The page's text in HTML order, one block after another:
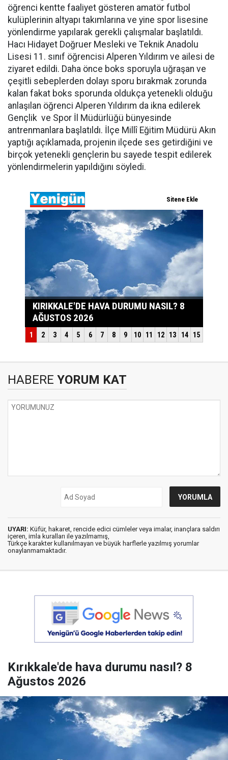
öğrenci kentte faaliyet gösteren amatör futbol
kulüplerinin altyapı takımlarına ve yine spor lisesine
yönlendirme yapılarak gerekli çalışmalar başlatıldı.
Hacı Hidayet Doğruer Mesleki ve Teknik Anadolu
Lisesi 11. sınıf öğrencisi Alperen Yıldırım ve ailesi de
ziyaret edildi. Daha önce boks sporuyla uğraşan ve
çeşitli sebeplerden dolayı sporu bırakmak zorunda
kalan fakat boks sporunda oldukça yetenekli olduğu
anlaşılan öğrenci Alperen Yıldırım da ikna edilerek
Gençlik ve Spor İl Müdürlüğü bünyesinde
antrenmanlara başlatıldı. İlçe Millî Eğitim Müdürü Akın
yaptığı açıklamada, projenin ilçede ses getirdiğini ve
birçok yetenekli gençlerin bu sayede tespit edilerek
yönlendirmelerin yapıldığını söyledi.
HABERE YORUM KAT
UYARI: Küfür, hakaret, rencide edici cümleler veya imalar, inançlara saldırı
içeren, imla kuralları ile yazılmamış,
Türkçe karakter kullanılmayan ve büyük harflerle yazılmış yorumlar
onaylanmamaktadır.
Kırıkkale'de hava durumu nasıl? 8
Ağustos 2026